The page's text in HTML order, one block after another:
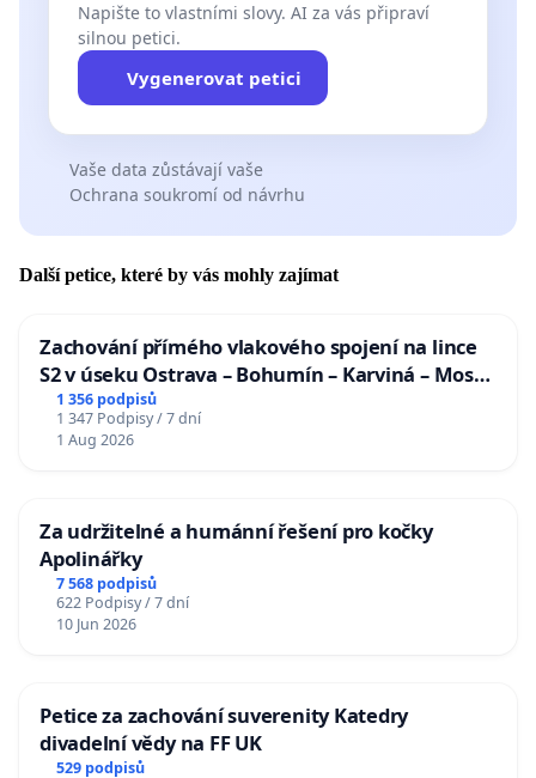
Napište to vlastními slovy. AI za vás připraví
silnou petici.
Vygenerovat petici
Vaše data zůstávají vaše
Ochrana soukromí od návrhu
Další petice, které by vás mohly zajímat
Zachování přímého vlakového spojení na lince
S2 v úseku Ostrava – Bohumín – Karviná – Mosty
u Jablunkova
1 356 podpisů
1 347 Podpisy / 7 dní
1 Aug 2026
Za udržitelné a humánní řešení pro kočky
Apolinářky
7 568 podpisů
622 Podpisy / 7 dní
10 Jun 2026
Petice za zachování suverenity Katedry
divadelní vědy na FF UK
529 podpisů